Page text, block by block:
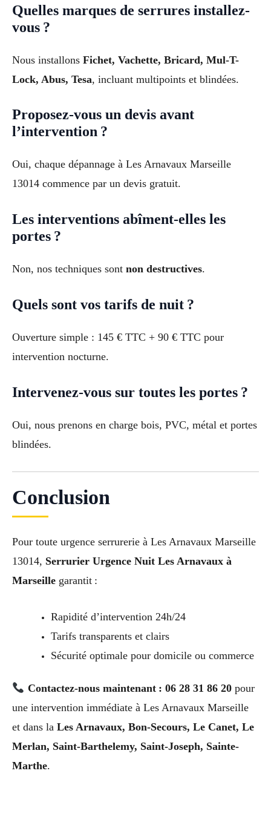
Quelles marques de serrures installez-
vous ?
Nous installons Fichet, Vachette, Bricard, Mul-T-
Lock, Abus, Tesa, incluant multipoints et blindées.
Proposez-vous un devis avant
l’intervention ?
Oui, chaque dépannage à Les Arnavaux Marseille
13014 commence par un devis gratuit.
Les interventions abîment-elles les
portes ?
Non, nos techniques sont non destructives.
Quels sont vos tarifs de nuit ?
Ouverture simple : 145 € TTC + 90 € TTC pour
intervention nocturne.
Intervenez-vous sur toutes les portes ?
Oui, nous prenons en charge bois, PVC, métal et portes
blindées.
Conclusion
Pour toute urgence serrurerie à Les Arnavaux Marseille
13014, Serrurier Urgence Nuit Les Arnavaux à
Marseille garantit :
Rapidité d’intervention 24h/24
Tarifs transparents et clairs
Sécurité optimale pour domicile ou commerce
Contactez-nous maintenant : 06 28 31 86 20pour
une intervention immédiate à Les Arnavaux Marseille
et dans la Les Arnavaux, Bon-Secours, Le Canet, Le
Merlan, Saint-Barthelemy, Saint-Joseph, Sainte-
Marthe.